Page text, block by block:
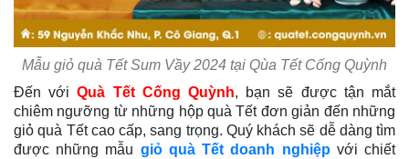
Mẫu giỏ quà Tết Sum Vầy 2024 tại Qùa Tết Cống Quỳnh
Đến vớiQuà Tết Cống Quỳnh, bạn sẽ được tận mắt
chiêm ngưỡng từ những hộp quà Tết đơn giản đến những
giỏ quà Tết cao cấp, sang trọng. Quý khách sẽ dễ dàng tìm
được những mẫu giỏ quà Tết doanh nghiệpvới chiết